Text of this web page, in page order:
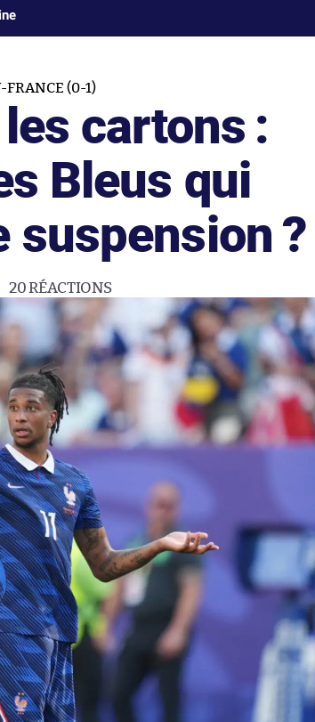
FRANCE (0-1)
cartons :
Bleus qui
suspension ?
20RÉACTIONS